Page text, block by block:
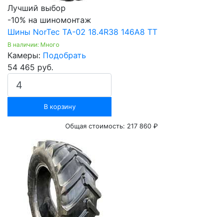
Лучший выбор
-10% на шиномонтаж
Шины NorTec TA-02 18.4R38 146A8 TT
В наличии: Много
Камеры: Подобрать
54 465 руб.
В корзину
Общая стоимость: 217 860 ₽